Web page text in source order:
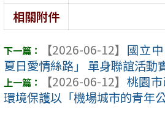
相關附件
【2026-06-12】 國立
夏日愛情絲路」 單身聯誼活動
【2026-06-12】 桃園
環境保護以「機場城市的青年